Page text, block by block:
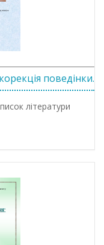
поведінки.
літератури